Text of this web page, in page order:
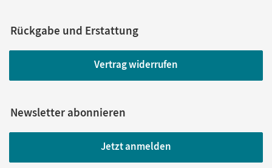
Rückgabe und Erstattung
Vertrag widerrufen
Newsletter abonnieren
Jetzt anmelden